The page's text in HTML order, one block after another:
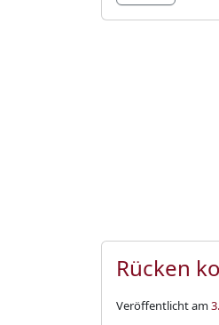
Rücken
Veröffentlicht am